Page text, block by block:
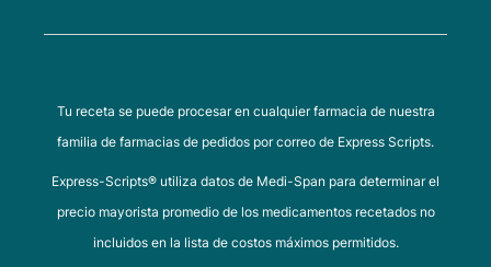
Tu receta se puede procesar en cualquier farmacia de nuestra
familia de farmacias de pedidos por correo de Express Scripts.
Express-Scripts® utiliza datos de Medi-Span para determinar el
precio mayorista promedio de los medicamentos recetados no
incluidos en la lista de costos máximos permitidos.